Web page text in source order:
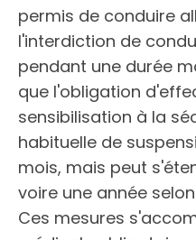
permis de conduire
l'interdiction de
pendant une durée
que l'obligation
sensibilisation à la
habituelle de
mois, mais peut
voire une année
Ces mesures